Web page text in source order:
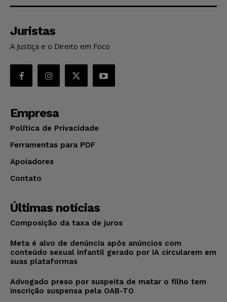
Juristas
A Justiça e o Direito em Foco
Empresa
Política de Privacidade
Ferramentas para PDF
Apoiadores
Contato
Últimas notícias
Composição da taxa de juros
Meta é alvo de denúncia após anúncios com
conteúdo sexual infantil gerado por IA circularem em
suas plataformas
Advogado preso por suspeita de matar o filho tem
inscrição suspensa pela OAB-TO